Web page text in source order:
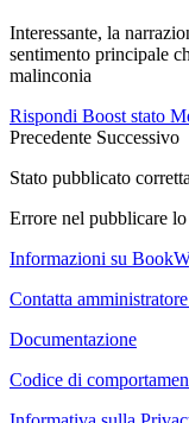
Interessante, la
sentimento principale
malinconia
Rispondi Boost stato
Precedente Successivo
Stato pubblicato
Errore nel pubblicare lo
Informazioni su
Contatta
Documentazione
Codice di